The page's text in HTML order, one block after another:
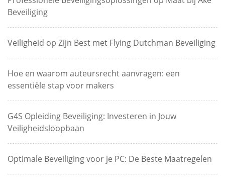
Beveiliging
Veiligheid op Zijn Best met Flying Dutchman Beveiliging
Hoe en waarom auteursrecht aanvragen: een
essentiële stap voor makers
G4S Opleiding Beveiliging: Investeren in Jouw
Veiligheidsloopbaan
Optimale Beveiliging voor je PC: De Beste Maatregelen